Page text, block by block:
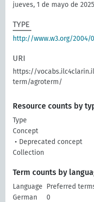
jueves, 1 de mayo de
TYPE
http://www.w3.org/2004/
URI
https://
term/agroterm/
Resource counts by
Type
Concept
• Deprecated concept
Collection
Term counts by
Language Preferred
German
0